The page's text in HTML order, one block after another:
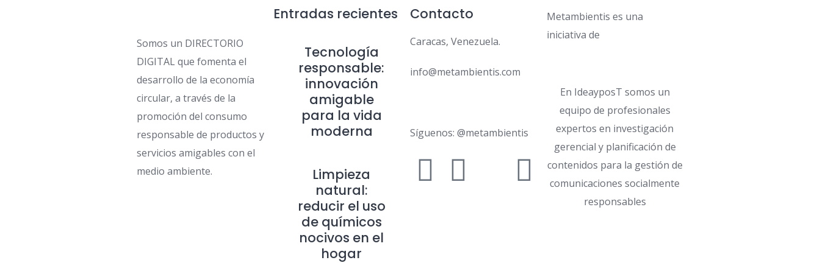
Somos un DIRECTORIO
DIGITAL que fomenta el
desarrollo de la economía
circular, a través de la
promoción del consumo
responsable de productos y
servicios amigables con el
medio ambiente.
Entradas recientes
Tecnología
responsable:
innovación
amigable
para la vida
moderna
Limpieza
natural:
reducir el uso
de químicos
nocivos en el
hogar
Contacto
Caracas, Venezuela.
info@metambientis.com
Síguenos: @metambientis
Metambientis es una
iniciativa de
En IdeayposT somos un
equipo de profesionales
expertos en investigación
gerencial y planificación de
contenidos para la gestión de
comunicaciones socialmente
responsables